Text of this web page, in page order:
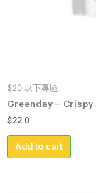
$20 以下專區
Greenday –
$22.0
Add to cart